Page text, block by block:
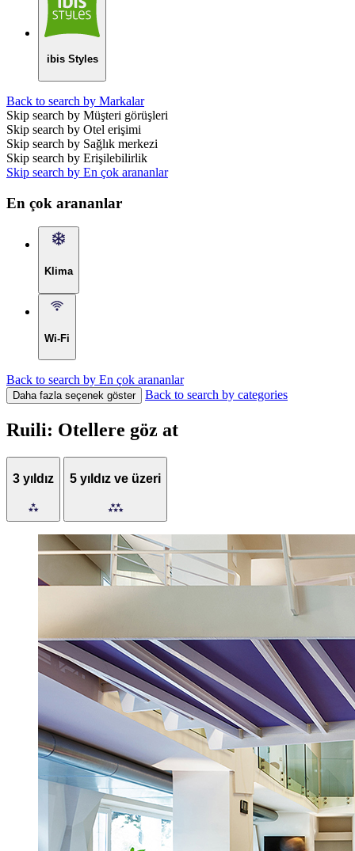
ibis Styles
Back to search by Markalar
Skip search by Müşteri görüşleri
Skip search by Otel erişimi
Skip search by Sağlık merkezi
Skip search by Erişilebilirlik
Skip search by En çok arananlar
En çok arananlar
Klima
Wi-Fi
Back to search by En çok arananlar
Daha fazla seçenek göster Back to search by categories
Ruili: Otellere göz at
3 yıldız 5 yıldız ve üzeri